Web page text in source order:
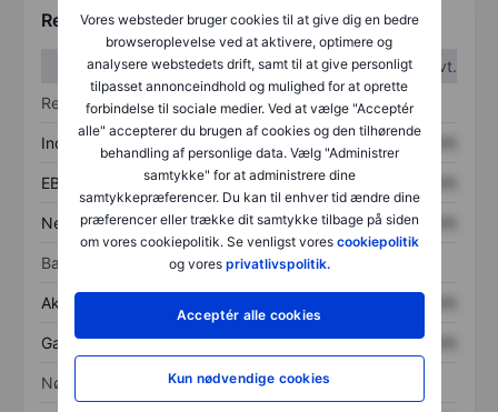
Vores websteder bruger cookies til at give dig en bedre
browseroplevelse ved at aktivere, optimere og
analysere webstedets drift, samt til at give personligt
tilpasset annonceindhold og mulighed for at oprette
forbindelse til sociale medier. Ved at vælge "Acceptér
alle" accepterer du brugen af cookies og den tilhørende
behandling af personlige data. Vælg "Administrer
samtykke" for at administrere dine
samtykkepræferencer. Du kan til enhver tid ændre dine
præferencer eller trække dit samtykke tilbage på siden
om vores cookiepolitik. Se venligst vores cookiepolitik
og vores privatlivspolitik.
Acceptér alle cookies
Kun nødvendige cookies
Regnskabstal
1. kvt.
2. kvt.
Resultatopgørelse
Indtægter XXXXXXX
EBITDA XXXXXXX
Nettoresultat XXXXXXX XXXXXXX
Balance
Aktiver i alt
Gæld XXXXXXX XXXXXXX
Nøgletal